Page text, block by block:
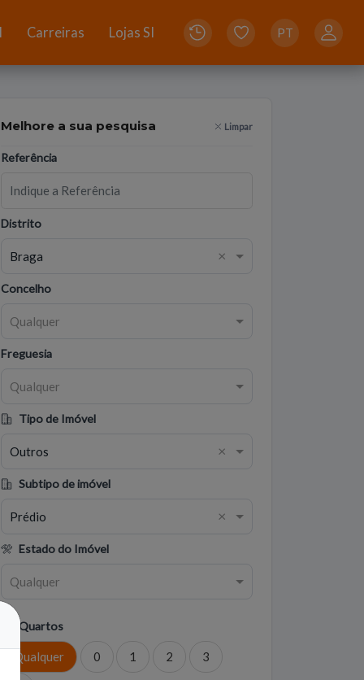
Carreiras Lojas SI PT
Melhore a sua pesquisa Limpar
Referência
Distrito
Braga ×
Concelho
Qualquer
Freguesia
Qualquer
Tipo de Imóvel
Outros ×
Subtipo de imóvel
Prédio ×
Estado do Imóvel
Qualquer
Quartos
Qualquer 0 1 2 3